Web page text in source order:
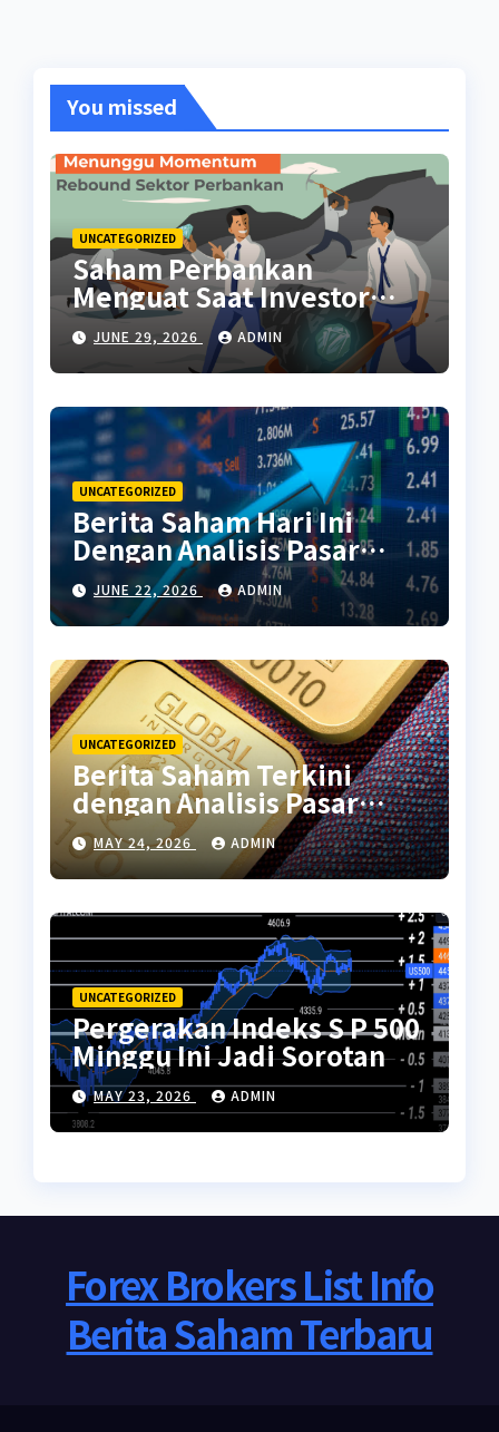
You missed
UNCATEGORIZED
Saham Perbankan
Menguat Saat Investor
Kembali Aktif
JUNE 29, 2026 ADMIN
UNCATEGORIZED
Berita Saham Hari Ini
Dengan Analisis Pasar
Terbaru
JUNE 22, 2026 ADMIN
UNCATEGORIZED
Berita Saham Terkini
dengan Analisis Pasar
Global
MAY 24, 2026 ADMIN
UNCATEGORIZED
Pergerakan Indeks S P 500
Minggu Ini Jadi Sorotan
MAY 23, 2026 ADMIN
Forex Brokers List Info
Berita Saham Terbaru